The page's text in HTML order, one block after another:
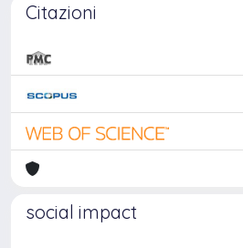
Citazioni
social impact